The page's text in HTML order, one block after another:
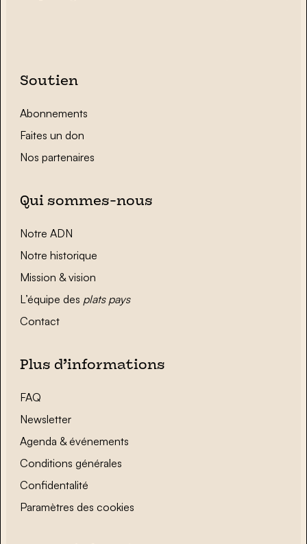
Soutien
Abonnements
Faites un don
Nos partenaires
Qui sommes-nous
Notre ADN
Notre historique
Mission & vision
L’équipe des plats pays
Contact
Plus d’informations
FAQ
Newsletter
Agenda & événements
Conditions générales
Confidentalité
Paramètres des cookies